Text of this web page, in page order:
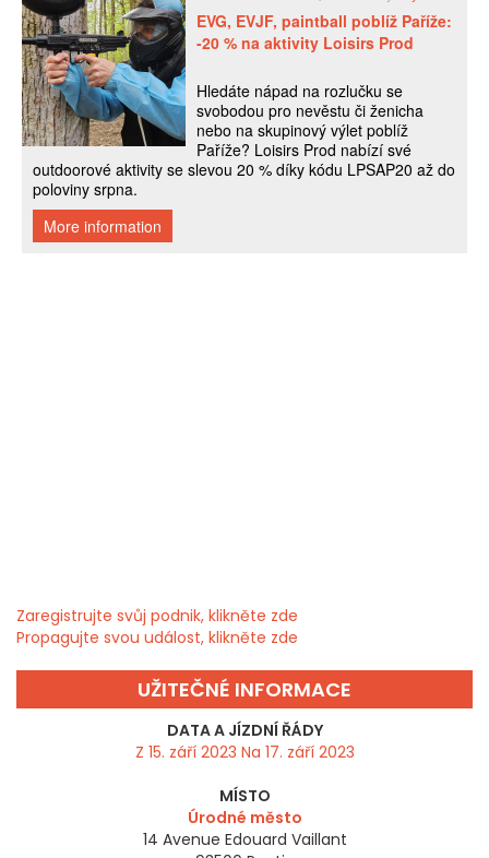
Zaregistrujte svůj podnik, klikněte zde
Propagujte svou událost, klikněte zde
UŽITEČNÉ INFORMACE
DATA A JÍZDNÍ ŘÁDY
Z 15. září 2023 Na 17. září 2023
MÍSTO
Úrodné město
14 Avenue Edouard Vaillant